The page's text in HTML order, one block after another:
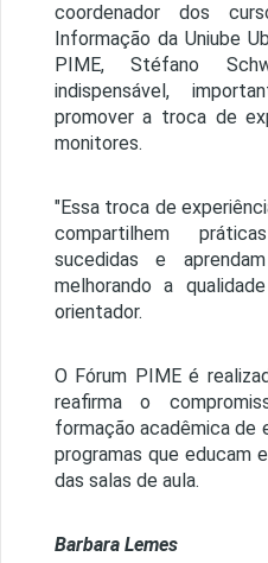
coordenador dos
Informação da Uniube
PIME, Stéfano
indispensável,
promover a troca de
monitores.
"Essa troca de
compartilhem
sucedidas e
melhorando a
orientador.
O Fórum PIME é
reafirma o
formação acadêmica de
programas que educam
das salas de aula.
Barbara Lemes